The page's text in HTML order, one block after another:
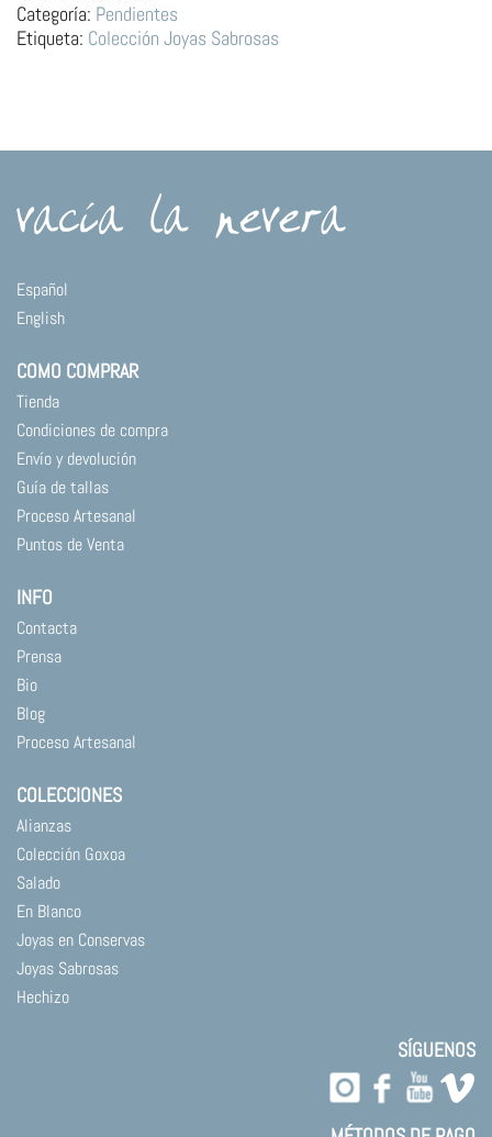
Manzanas
Rojas
cantidad
Categoría: Pendientes
Etiqueta: Colección Joyas Sabrosas
Español
English
COMO COMPRAR
Tienda
Condiciones de compra
Envío y devolución
Guía de tallas
Proceso Artesanal
Puntos de Venta
INFO
Contacta
Prensa
Bio
Blog
Proceso Artesanal
COLECCIONES
Alianzas
Colección Goxoa
Salado
En Blanco
Joyas en Conservas
Joyas Sabrosas
Hechizo
SÍGUENOS